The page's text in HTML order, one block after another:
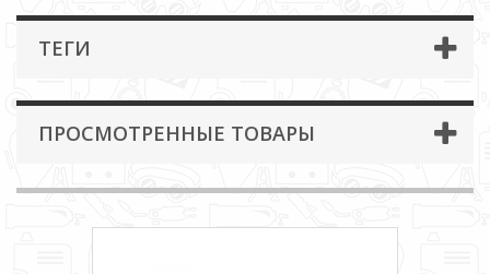
ТЕГИ
ПРОСМОТРЕННЫЕ ТОВАРЫ